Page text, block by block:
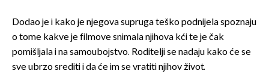
Dodao je i kako je njegova supruga teško podnijela spoznaju
o tome kakve je filmove snimala njihova kći te je čak
pomišljala i na samoubojstvo. Roditelji se nadaju kako će se
sve ubrzo srediti i da će im se vratiti njihov život.